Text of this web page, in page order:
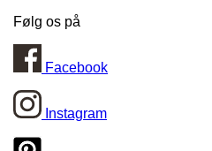
Følg os på
Facebook
Instagram